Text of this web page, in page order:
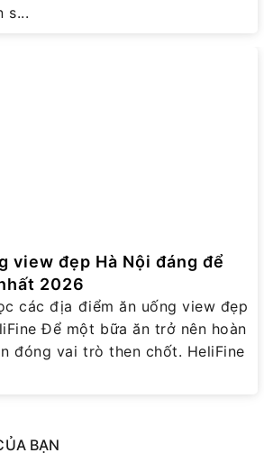
s...
view đẹp Hà Nội đáng để
2026
các địa điểm ăn uống view đẹp
Để một bữa ăn trở nên hoàn
đóng vai trò then chốt. HeliFine
BẠN